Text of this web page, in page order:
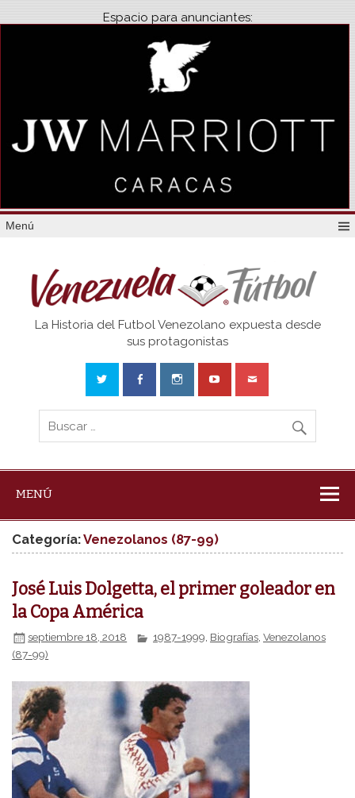
Espacio para anunciantes:
Menú
Venezuela
La Historia del Futbol Venezolano expuesta desde
sus protagonistas
MENÚ
Categoría:Venezolanos (87-99)
José Luis Dolgetta, el primer goleador en
la Copa América
septiembre 18, 2018 1987-1999, Biografías,Venezolanos
(87-99)